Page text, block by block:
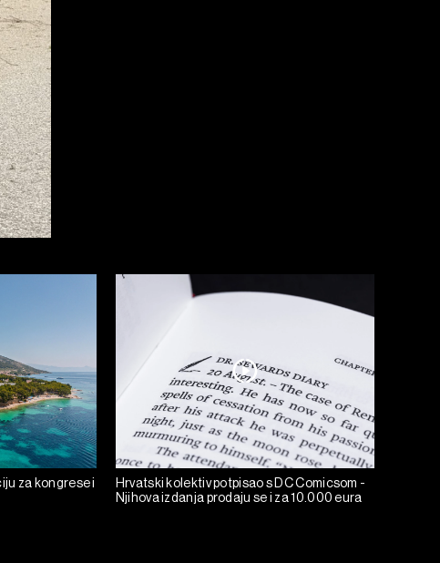
za kongrese i
Hrvatski kolektiv potpisao s DC Comicsom -
Njihova izdanja prodaju se i za 10.000 eura